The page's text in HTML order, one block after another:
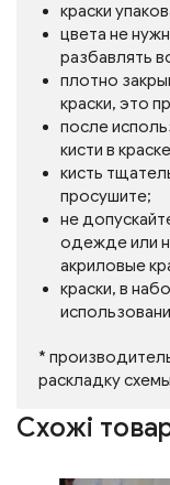
краски
цвета не
разбавлять
плотно
краски, это
после
кисти в
кисть
просушите;
не
одежде или
акриловые
краски, в
*
раскладку
Схожі